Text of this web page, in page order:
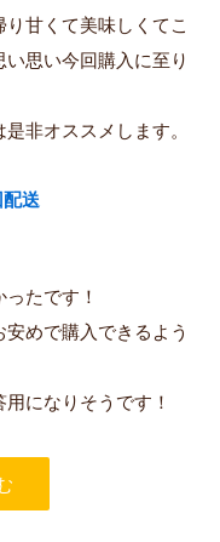
甘くて美味しくてこ
思い今回購入に至り
非オススメします。
送
たです！
めで購入できるよう
になりそうです！